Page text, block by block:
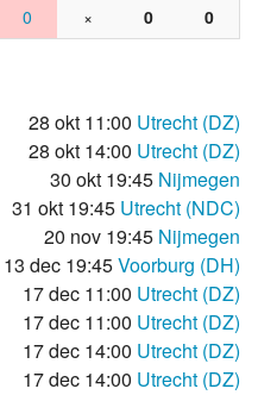
0 × 0 0
28 okt 11:00 Utrecht (DZ)
28 okt 14:00 Utrecht (DZ)
30 okt 19:45 Nijmegen
31 okt 19:45 Utrecht (NDC)
20 nov 19:45 Nijmegen
13 dec 19:45Voorburg (DH)
17 dec 11:00 Utrecht (DZ)
17 dec 11:00 Utrecht (DZ)
17 dec 14:00 Utrecht (DZ)
17 dec 14:00 Utrecht (DZ)